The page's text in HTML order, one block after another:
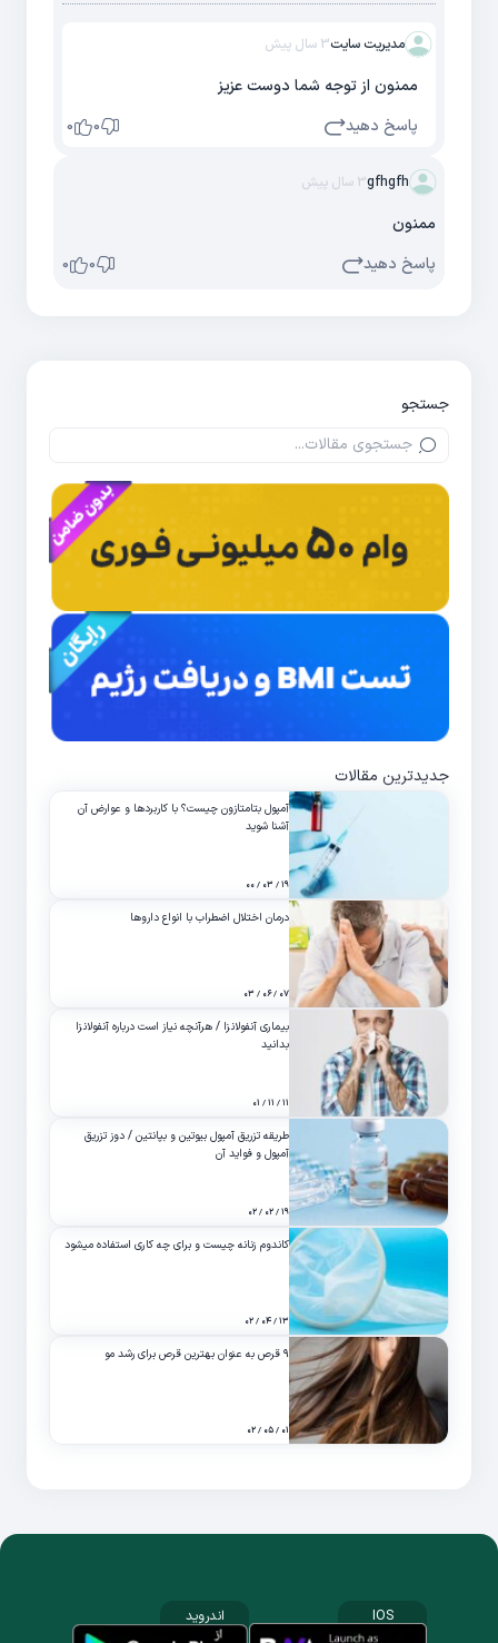
مدیریت سایت3 سال پیش
ممنون از توجه شما دوست عزیز
پاسخ دهید
0
0
gfhgfh3 سال پیش
ممنون
پاسخ دهید
0
0
جستجو
جدیدترین مقالات
آمپول بتامتازون چیست؟ با کاربردها و عوارض آن
آشنا شوید
۱۹ / ۰۳ / ۰۰
درمان اختلال اضطراب با انواع داروها
۰۷ / ۰۶ / ۰۳
بیماری آنفولانزا / هرآنچه نیاز است درباره آنفولانزا
بدانید
۱۱ / ۱۱ / ۰۱
طریقه تزریق آمپول بیوتین و بپانتین / دوز تزریق
آمپول و فواید آن
۱۹ / ۰۲ / ۰۲
کاندوم زنانه چیست و برای چه کاری استفاده میشود
۱۳ / ۰۴ / ۰۲
۹ قرص به عنوان بهترین قرص برای رشد مو
۰۱ / ۰۵ / ۰۲
IOS اندروید